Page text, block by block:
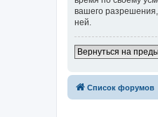
вашего разрешения,
ней.
Вернуться на
Список форумов